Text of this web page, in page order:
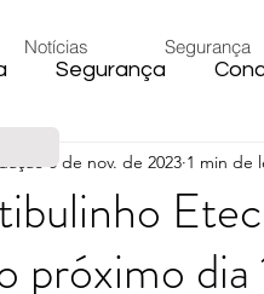
Notícias Segurança
Segurança
Eleições
Emprego Judiciário
próximo dia
8 de nov. de 2023 1 min de